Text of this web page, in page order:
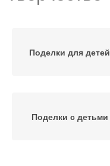
Поделки для детей
Поделки с детьми